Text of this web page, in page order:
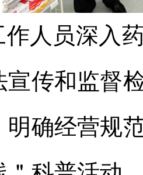
作人员深入
宣传和监督
明确经营规